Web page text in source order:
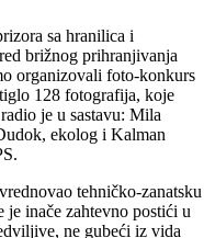
sa hranilica i
brižnog prihranjivanja
organizovali foto-konkurs
128 fotografija, koje
je u sastavu: Mila
ekolog i Kalman
tehničko-zanatsku
je inače zahtevno postići u
ne gubeći iz vida